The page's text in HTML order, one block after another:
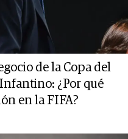
de la Copa del
¿Por qué
en la FIFA?